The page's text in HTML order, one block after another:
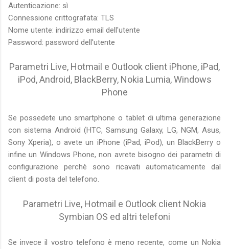
Autenticazione: sì
Connessione crittografata: TLS
Nome utente: indirizzo email dell'utente
Password: password dell'utente
Parametri Live, Hotmail e Outlook client iPhone, iPad,
iPod, Android, BlackBerry, Nokia Lumia, Windows
Phone
Se possedete uno smartphone o tablet di ultima generazione
con sistema Android (HTC, Samsung Galaxy, LG, NGM, Asus,
Sony Xperia), o avete un iPhone (iPad, iPod), un BlackBerry o
infine un Windows Phone, non avrete bisogno dei parametri di
configurazione perchè sono ricavati automaticamente dal
client di posta del telefono.
Parametri Live, Hotmail e Outlook client Nokia
Symbian OS ed altri telefoni
Se invece il vostro telefono è meno recente, come un Nokia